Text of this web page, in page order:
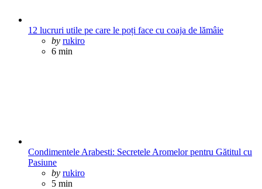
12 lucruri utile pe care le poți face cu coaja de lămâie
Posted
by rukiro
6 min
Condimentele Arabesti: Secretele Aromelor pentru Gătitul cu
Pasiune
Posted
by rukiro
5 min